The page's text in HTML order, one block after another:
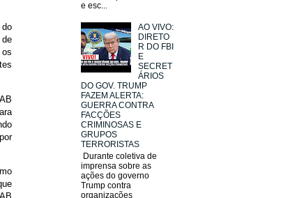
e esc...
AO VIVO:
DIRETO
R DO FBI
E
SECRET
ÁRIOS
DO GOV. TRUMP
FAZEM ALERTA:
GUERRA CONTRA
FACÇÕES
CRIMINOSAS E
GRUPOS
TERRORISTAS
Durante coletiva de
imprensa sobre as
ações do governo
Trump contra
organizações